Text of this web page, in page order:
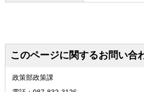
このページに関するお問い合
政策部政策課